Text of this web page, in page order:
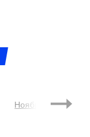
Ноябрь